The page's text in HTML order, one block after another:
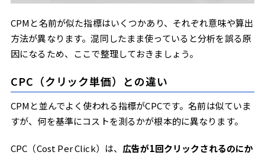
CPMと名前が似た指標はいくつかあり、それぞれ意味や算出
方法が異なります。混同したまま使っていると分析を誤る原
因になるため、ここで整理しておきましょう。
CPC（クリック単価）との違い
CPMと並んでよく使われる指標がCPCです。名前は似ていま
すが、何を基準にコストを測るかが根本的に異なります。
CPC（Cost Per Click）は、 広告が1回クリックされるのにか